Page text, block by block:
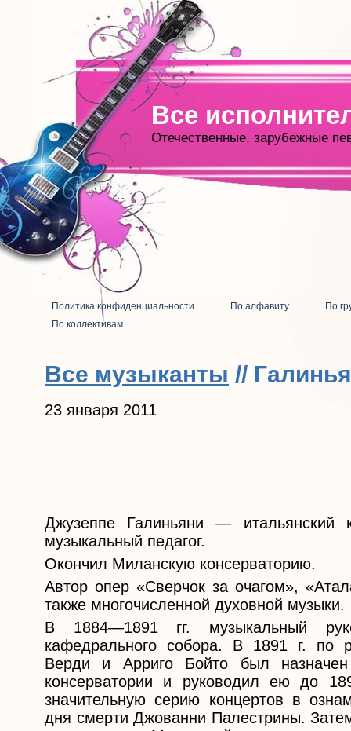
Все
Отечественные, зарубежные
Политика конфиденциальности По алфавиту
По
По коллективам
Все музыканты //
23 января 2011
Джузеппе Галиньяни — итальянский
музыкальный педагог.
Окончил Миланскую консерваторию.
Автор опер «Сверчок за очагом»,
также многочисленной духовной музыки.
В 1884—1891 гг. музыкальный
кафедрального собора. В 1891 г. по
Верди и Арриго Бойто был
консерватории и руководил ею до
значительную серию концертов в
дня смерти Джованни Палестрины.